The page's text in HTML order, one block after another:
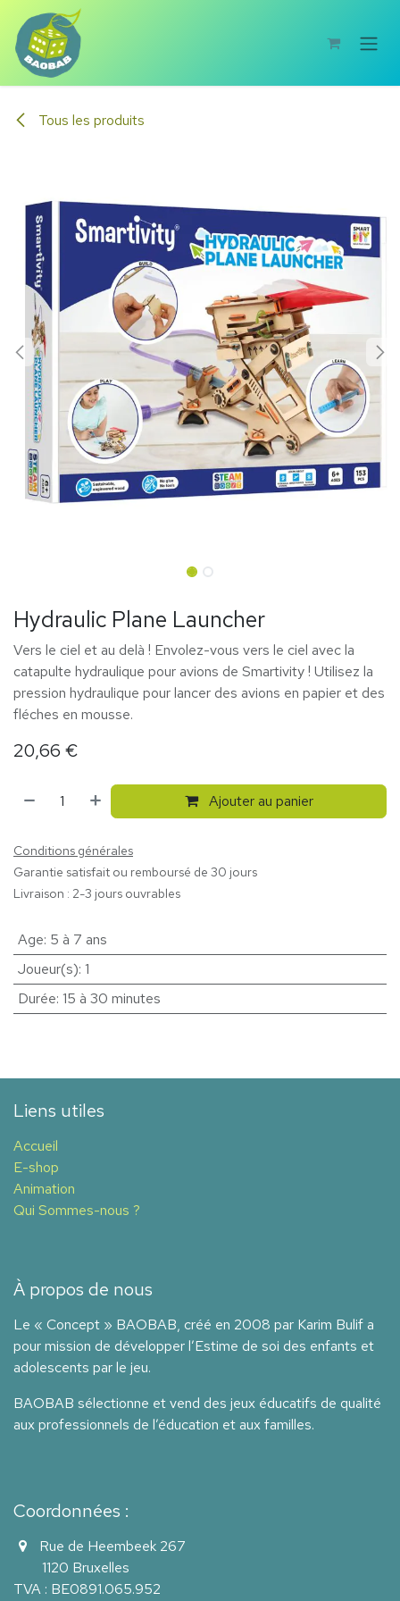
Se rendre au contenu
Tous les produits
Hydraulic Plane Launcher
Vers le ciel et au delà ! Envolez-vous vers le ciel avec la
catapulte hydraulique pour avions de Smartivity ! Utilisez la
pression hydraulique pour lancer des avions en papier et des
fléches en mousse.
20,66 €
Ajouter au panier
Conditions générales
Garantie satisfait ou remboursé de 30 jours
Livraison : 2-3 jours ouvrables
Age: 5 à 7 ans
Joueur(s): 1
Durée: 15 à 30 minutes
Liens utiles
Accueil
E-shop
Animation
Qui Sommes-nous ?
À propos de nous
Le « Concept » BAOBAB, créé en 2008 par Karim Bulif a
pour mission de développer l’Estime de soi des enfants et
adolescents par le jeu.
BAOBAB sélectionne et vend des jeux éducatifs de qualité
aux professionnels de l’éducation et aux familles.
Coordonnées :
Rue de Heembeek 267
1120 Bruxelles
TVA : BE0891.065.952